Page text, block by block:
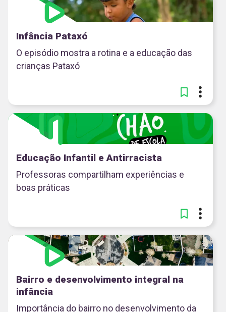
Infância Pataxó
O episódio mostra a rotina e a educação das
crianças Pataxó
Educação Infantil e Antirracista
Professoras compartilham experiências e
boas práticas
Bairro e desenvolvimento integral na
infância
Importância do bairro no desenvolvimento da